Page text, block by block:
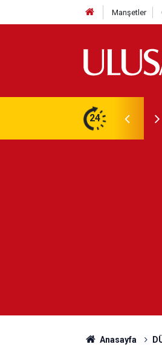
Manşetler
24
Anasayfa